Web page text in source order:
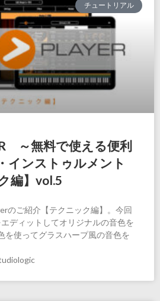
チュートリアル
～無料で使える便利
インストゥルメント
編】vol.5
のご紹介【テクニック編】。今回
ディットしてオリジナルの音色を
を使ってグラスハープ風の音色を